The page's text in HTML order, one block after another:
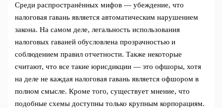
Среди распространённых мифов — убеждение, что
налоговая гавань является автоматическим нарушением
закона. На самом деле, легальность использования
налоговых гаваней обусловлена прозрачностью и
соблюдением правил отчетности. Также некоторые
считают, что все такие юрисдикции — это офшоры, хотя
на деле не каждая налоговая гавань является офшором в
полном смысле. Кроме того, существует мнение, что
подобные схемы доступны только крупным корпорациям.